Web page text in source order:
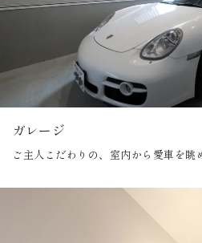
ガレージ
ご主人こだわりの、室内から愛車を眺